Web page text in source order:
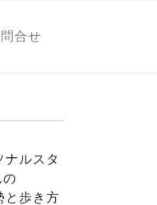
合せ
ナルスタ
の
歩き方